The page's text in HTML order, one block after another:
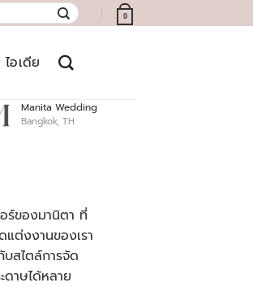
0
ไอเดีย
Manita Wedding
Bangkok, TH
ร์ของมานิตา ที่
แต่งงานของเรา
สไตล์การจัด
าษได้หลาย